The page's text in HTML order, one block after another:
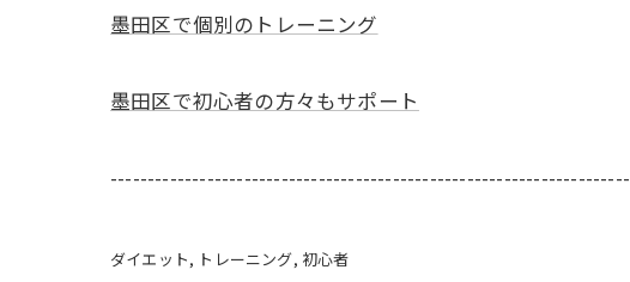
墨田区で個別のトレーニング
墨田区で初心者の方々もサポート
----------------------------------------------------------------------
ダイエット トレーニング 初心者